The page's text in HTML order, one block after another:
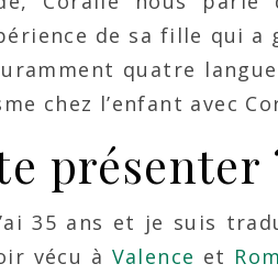
de sa fille qui
quatre
chez l’enfant avec
présenter
35 ans et je suis
vécu à Valence et